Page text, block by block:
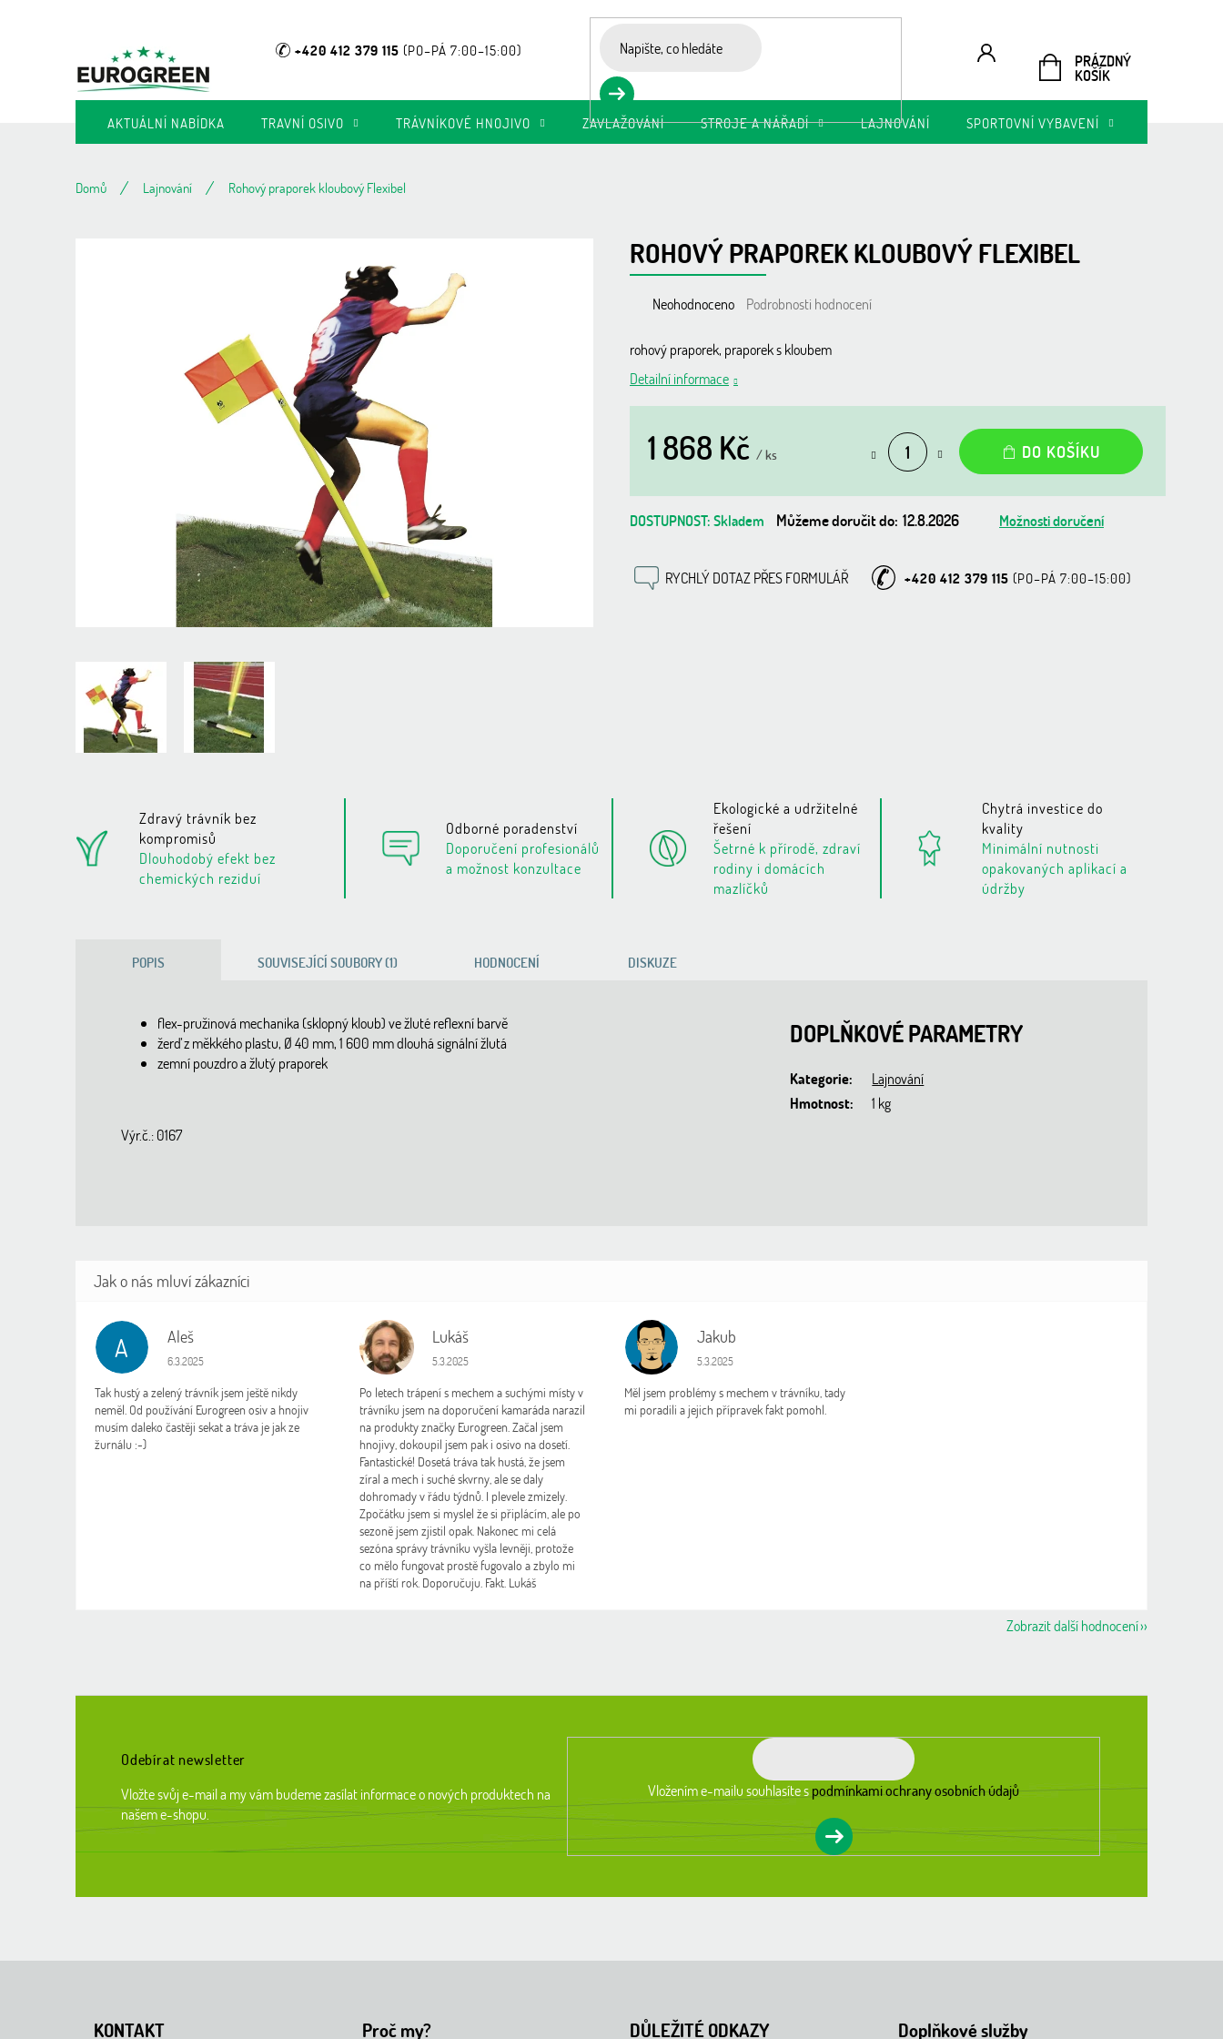
+420 412 379 115
NÁKUPNÍ
KOŠÍK
PRÁZDNÝ
KOŠÍK
AKTUÁLNÍ NABÍDKA TRAVNÍ OSIVO TRÁVNÍKOVÉ HNOJIVO ZAVLAŽOVÁNÍ STROJE A NÁŘADÍ LAJNOVÁNÍ SPORTOVNÍ VYBAVENÍ
Domů Lajnování Rohový praporek kloubový Flexibel
ROHOVÝ PRAPOREK KLOUBOVÝ FLEXIBEL
Průměrné
produktu
0,0
z
hvězdiček.
Neohodnoceno Podrobnosti hodnocení
rohový praporek, praporek s kloubem
Detailní informace
1 868 Kč / ks
cena:
DO KOŠÍKU
Skladem Můžeme doručit do: 12.8.2026 Možnosti doručení
RYCHLÝ DOTAZ PŘES FORMULÁŘ +420 412 379 115
Zdravý trávník bez
kompromisů
Dlouhodobý efekt bez
chemických reziduí
Odborné poradenství
Doporučení profesionálů
a možnost konzultace
Ekologické a udržitelné
řešení
Šetrné k přírodě, zdraví
rodiny i domácích
mazlíčků
Chytrá investice do
kvality
Minimální nutnosti
opakovaných aplikací a
údržby
POPIS SOUVISEJÍCÍ SOUBORY (1) HODNOCENÍ DISKUZE
flex-pružinová mechanika (sklopný kloub) ve žluté reflexní barvě
žerď z měkkého plastu, Ø 40 mm, 1 600 mm dlouhá signální žlutá
zemní pouzdro a žlutý praporek
Výr.č.: 0167
DOPLŇKOVÉ PARAMETRY
Kategorie:
Lajnování
Hmotnost: 1 kg
A Aleš
Hodnocení obchodu je 5 z 5 hvězdiček.
6.3.2025
Tak hustý a zelený trávník jsem ještě nikdy
neměl. Od používání Eurogreen osiv a hnojiv
musím daleko častěji sekat a tráva je jak ze
žurnálu :-)
L Lukáš
Hodnocení obchodu je 5 z 5 hvězdiček.
5.3.2025
Po letech trápení s mechem a suchými místy v
trávníku jsem na doporučení kamaráda narazil
na produkty značky Eurogreen. Začal jsem
hnojivy, dokoupil jsem pak i osivo na dosetí.
Fantastické! Dosetá tráva tak hustá, že jsem
zíral a mech i suché skvrny, ale se daly
dohromady v řádu týdnů. I plevele zmizely.
Zpočátku jsem si myslel že si připlácím, ale po
sezoně jsem zjistil opak. Nakonec mi celá
sezóna správy trávníku vyšla levněji, protože
co mělo fungovat prostě fugovalo a zbylo mi
na příští rok. Doporučuju. Fakt. Lukáš
J Jakub
Hodnocení obchodu je 5 z 5 hvězdiček.
5.3.2025
Měl jsem problémy s mechem v trávníku, tady
mi poradili a jejich přípravek fakt pomohl.
Zobrazit další hodnocení
Odebírat newsletter
Vložte svůj e-mail a my vám budeme zasílat informace o nových produktech na
našem e-shopu.
Vložením e-mailu souhlasíte spodmínkami ochrany osobních údajů
KONTAKT Proč my? DŮLEŽITÉ ODKAZY Doplňkové služby